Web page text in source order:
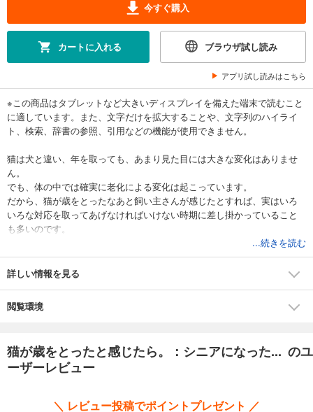
今すぐ購入
カートに入れる ブラウザ試し読み
アプリ試し読みはこちら
※この商品はタブレットなど大きいディスプレイを備えた端末で読むこと
に適しています。また、文字だけを拡大することや、文字列のハイライ
ト、検索、辞書の参照、引用などの機能が使用できません。
猫は犬と違い、年を取っても、あまり見た目には大きな変化はありませ
ん。
でも、体の中では確実に老化による変化は起こっています。
だから、猫が歳をとったなあと飼い主さんが感じたとすれば、実はいろ
いろな対応を取ってあげなければいけない時期に差し掛かっていること
も多いのです。
例えば、前は登れていた棚に届かなくなった、とか、気が付いたら食べ
る量が減ってる、といった、見落としがちな老化のサインは飼い主さん
そして、そんな老化のサインに気付いたら、快適なシニアライフを送れ
るよう、いろいろと対策を取ってあげたいものです。
シニア猫生活のサポート本です。
食事や住環境、病気や介護などシニアライフのヒントを満載でお届けし
...続きを読む
詳しい情報を見る
閲覧環境
猫が歳をとったと感じたら。：シニアになった... のユ
ーザーレビュー
＼ レビュー投稿でポイントプレゼント ／